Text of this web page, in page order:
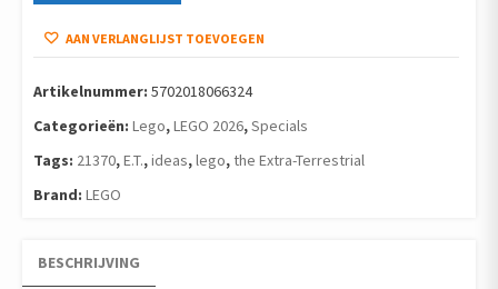
AAN VERLANGLIJST TOEVOEGEN
Artikelnummer: 5702018066324
Categorieën: Lego,LEGO 2026,Specials
Tags: 21370,E.T.,ideas,lego,the Extra-Terrestrial
Brand: LEGO
BESCHRIJVING